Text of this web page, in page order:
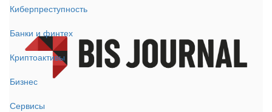
Киберпреступность
Банки и финтех
Криптоактивы
Бизнес
Сервисы